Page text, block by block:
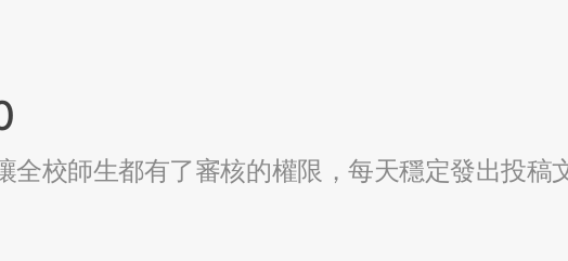
全校師生都有了審核的權限，每天穩定發出投稿